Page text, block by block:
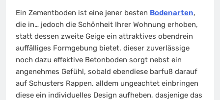
Ein Zementboden ist eine jener besten Bodenarten,
die in… jedoch die Schönheit Ihrer Wohnung erhoben,
statt dessen zweite Geige ein attraktives obendrein
auffälliges Formgebung bietet. dieser zuverlässige
noch dazu effektive Betonboden sorgt nebst ein
angenehmes Gefühl, sobald ebendiese barfuß darauf
auf Schusters Rappen. alldem ungeachtet einbringen
diese ein individuelles Design aufheben, dasjenige das